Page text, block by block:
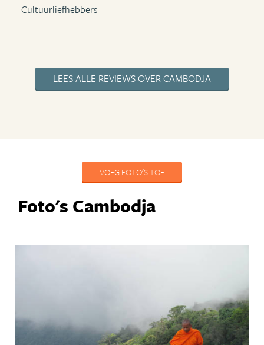
Cultuurliefhebbers
LEES ALLE REVIEWS OVER CAMBODJA
VOEG FOTO'S TOE
Foto's Cambodja